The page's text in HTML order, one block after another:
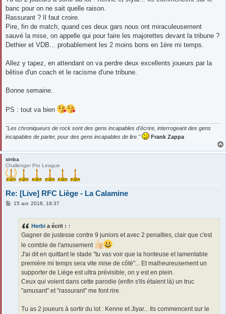
banc pour on ne sait quelle raison.
Rassurant ? Il faut croire.
Pire, fin de match, quand ces deux gars nous ont miraculeusement
sauvé la mise, on appelle qui pour faire les majorettes devant la tribune ?
Dethier et VDB... probablement les 2 moins bons en 1ère mi temps.
Allez y tapez, en attendant on va perdre deux excellents joueurs par la
bêtise d'un coach et le racisme d'une tribune.
Bonne semaine.
PS : tout va bien
"Les chroniqueurs de rock sont des gens incapables d'écrire, interrogeant des gens
incapables de parler, pour des gens incapables de lire."
Frank Zappa
simba
Challenger Pro League
Re: [Live] RFC Liège - La Calamine
M15 avr. 2018, 18:37
Herbi a écrit : ↑
Gagner de justesse contre 9 juniors et avec 2 penalties, clair que c'est
le comble de l'amusement
J'ai dit en quittant le stade "tu vas voir que la honteuse et lamentable
première mi temps sera vite mise de côté"... Et malheureusement un
supporter de Liège est ultra prévisible, on y est en plein.
Ceux qui voient dans cette parodie (enfin s'ils étaient là) un truc
"amusant" et "rassurant" me font rire.
Tu as 2 joueurs à sortir du lot : Kenne et Jiyar... Ils commencent sur le